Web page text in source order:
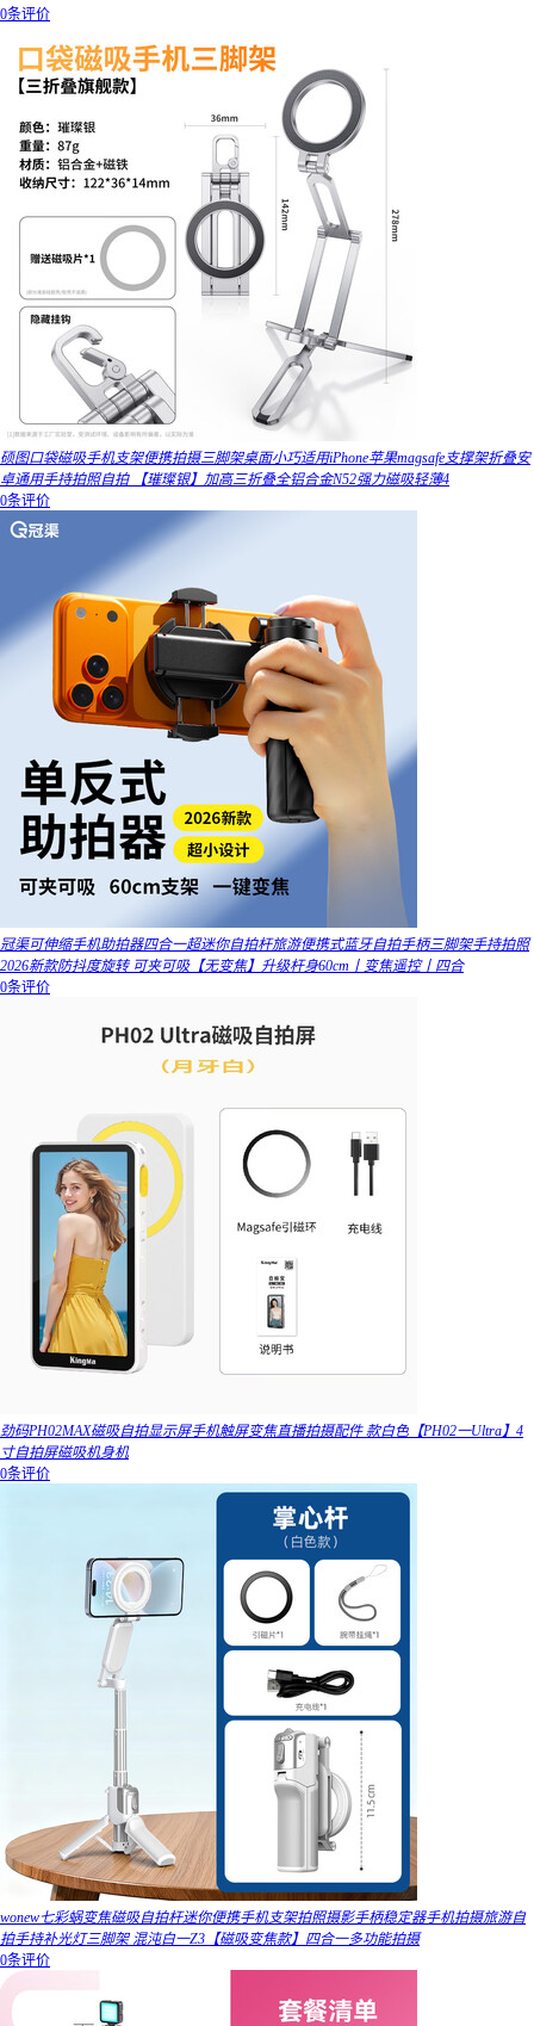
0条评价
硕图口袋磁吸手机支架便携拍摄三脚架桌面小巧适用iPhone苹果magsafe支撑架折叠安
卓通用手持拍照自拍 【璀璨银】加高三折叠全铝合金N52强力磁吸轻薄4
0条评价
冠渠可伸缩手机助拍器四合一超迷你自拍杆旅游便携式蓝牙自拍手柄三脚架手持拍照
2026新款防抖度旋转 可夹可吸【无变焦】升级杆身60cm丨变焦遥控丨四合
0条评价
劲码PH02MAX磁吸自拍显示屏手机触屏变焦直播拍摄配件 款白色【PH02一Ultra】4
寸自拍屏磁吸机身机
0条评价
wonew七彩蜗变焦磁吸自拍杆迷你便携手机支架拍照摄影手柄稳定器手机拍摄旅游自
拍手持补光灯三脚架 混沌白一Z3【磁吸变焦款】四合一多功能拍摄
0条评价